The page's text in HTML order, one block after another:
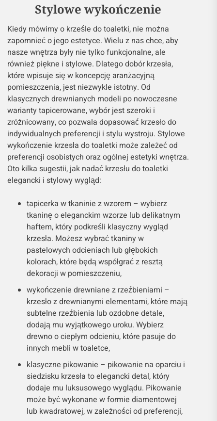
Stylowe wykończenie
Kiedy mówimy o krześle do toaletki, nie można
zapomnieć o jego estetyce. Wielu z nas chce, aby
nasze wnętrza były nie tylko funkcjonalne, ale
również piękne i stylowe. Dlatego dobór krzesła,
które wpisuje się w koncepcję aranżacyjną
pomieszczenia, jest niezwykle istotny. Od
klasycznych drewnianych modeli po nowoczesne
warianty tapicerowane, wybór jest szeroki i
zróżnicowany, co pozwala dopasować krzesło do
indywidualnych preferencji i stylu wystroju. Stylowe
wykończenie krzesła do toaletki może zależeć od
preferencji osobistych oraz ogólnej estetyki wnętrza.
Oto kilka sugestii, jak nadać krzesłu do toaletki
elegancki i stylowy wygląd:
tapicerka w tkaninie z wzorem – wybierz
tkaninę o eleganckim wzorze lub delikatnym
haftem, który podkreśli klasyczny wygląd
krzesła. Możesz wybrać tkaniny w
pastelowych odcieniach lub głębokich
kolorach, które będą współgrać z resztą
dekoracji w pomieszczeniu,
wykończenie drewniane z rzeźbieniami –
krzesło z drewnianymi elementami, które mają
subtelne rzeźbienia lub ozdobne detale,
dodają mu wyjątkowego uroku. Wybierz
drewno o ciepłym odcieniu, które pasuje do
innych mebli w toaletce,
klasyczne pikowanie – pikowanie na oparciu i
siedzisku krzesła to elegancki detal, który
dodaje mu luksusowego wyglądu. Pikowanie
może być wykonane w formie diamentowej
lub kwadratowej, w zależności od preferencji,